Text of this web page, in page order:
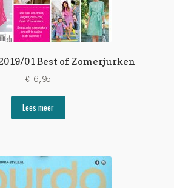
01 Best of Zomerjurken
€ 6,95
Lees meer